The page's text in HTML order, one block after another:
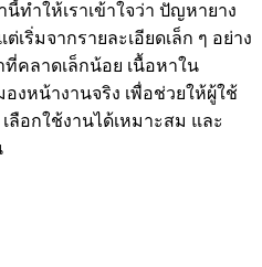
ทำให้เราเข้าใจว่า ปัญหายาง
ริ่มจากรายละเอียดเล็ก ๆ อย่าง
คลาดเล็กน้อย เนื้อหาใน
งหน้างานจริง เพื่อช่วยให้ผู้ใช้
ลือกใช้งานได้เหมาะสม และ